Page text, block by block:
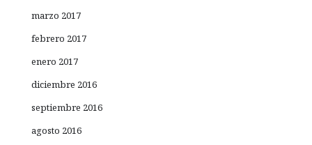
marzo 2017
febrero 2017
enero 2017
diciembre 2016
septiembre 2016
agosto 2016